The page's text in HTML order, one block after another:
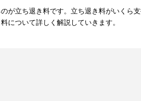
が立ち退き料です。立ち退き料がいくら
について詳しく解説していきます。